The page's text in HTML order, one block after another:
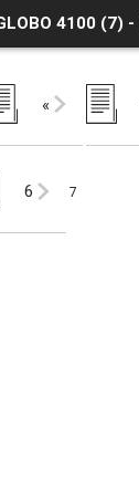
«
6 7